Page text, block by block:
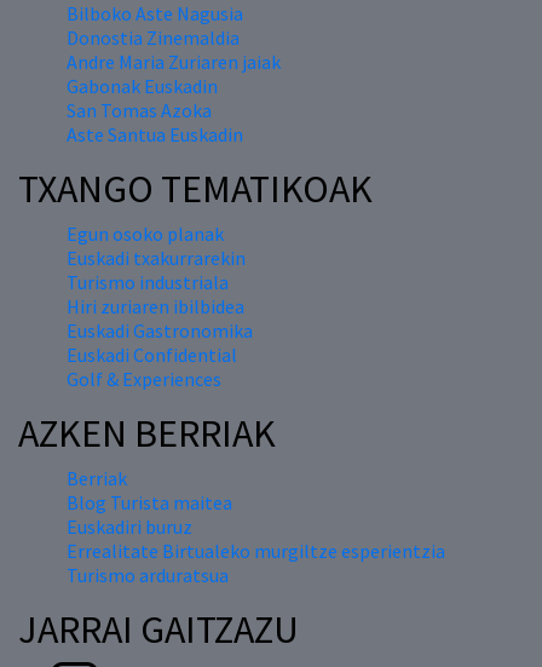
Bilboko Aste Nagusia
Donostia Zinemaldia
Andre Maria Zuriaren jaiak
Gabonak Euskadin
San Tomas Azoka
Aste Santua Euskadin
TXANGO TEMATIKOAK
Egun osoko planak
Euskadi txakurrarekin
Turismo industriala
Hiri zuriaren ibilbidea
Euskadi Gastronomika
Euskadi Confidential
Golf & Experiences
AZKEN BERRIAK
Berriak
Blog Turista maitea
Euskadiri buruz
Errealitate Birtualeko murgiltze esperientzia
Turismo arduratsua
JARRAI GAITZAZU